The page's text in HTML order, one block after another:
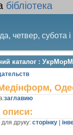
бібліотека
четвер, субота
Останній четвер
каталог :
заглавию
описи:
для друку: сторінку